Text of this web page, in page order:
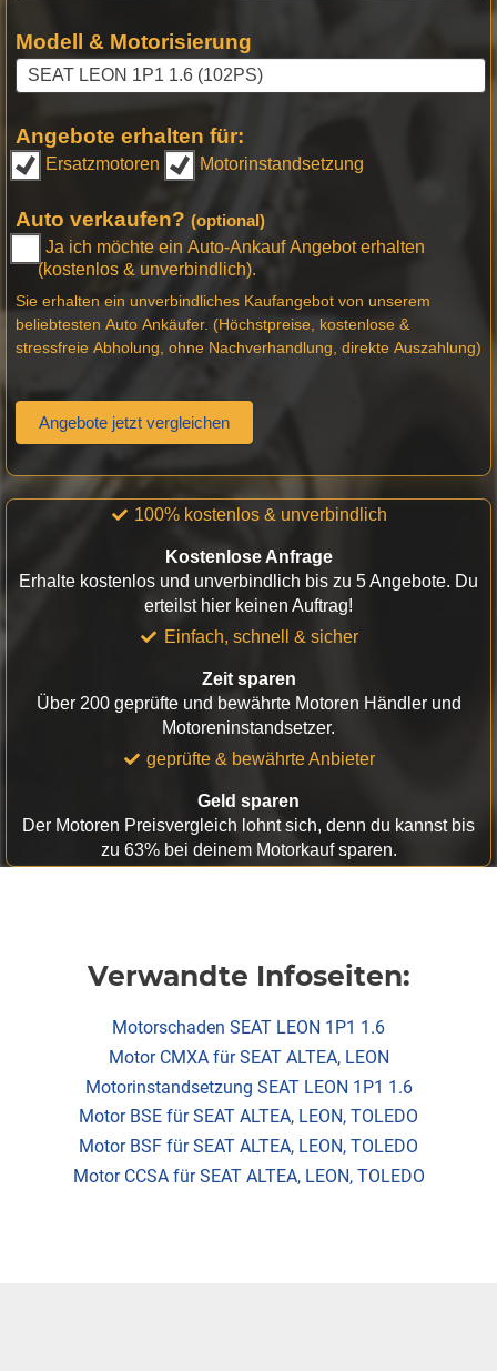
Modell & Motorisierung
Angebote erhalten für:
Ersatzmotoren Motorinstandsetzung
Auto verkaufen? (optional)
Ja ich möchte ein Auto-Ankauf Angebot erhalten
(kostenlos & unverbindlich).
Sie erhalten ein unverbindliches Kaufangebot von unserem
beliebtesten Auto Ankäufer. (Höchstpreise, kostenlose &
stressfreie Abholung, ohne Nachverhandlung, direkte Auszahlung)
Angebote jetzt vergleichen
100% kostenlos & unverbindlich
Kostenlose Anfrage
Erhalte kostenlos und unverbindlich bis zu 5 Angebote. Du
erteilst hier keinen Auftrag!
Einfach, schnell & sicher
Zeit sparen
Über 200 geprüfte und bewährte Motoren Händler und
Motoreninstandsetzer.
geprüfte & bewährte Anbieter
Geld sparen
Der Motoren Preisvergleich lohnt sich, denn du kannst bis
zu 63% bei deinem Motorkauf sparen.
Verwandte Infoseiten:
Motorschaden SEAT LEON 1P1 1.6
Motor CMXA für SEAT ALTEA, LEON
Motorinstandsetzung SEAT LEON 1P1 1.6
Motor BSE für SEAT ALTEA, LEON, TOLEDO
Motor BSF für SEAT ALTEA, LEON, TOLEDO
Motor CCSA für SEAT ALTEA, LEON, TOLEDO